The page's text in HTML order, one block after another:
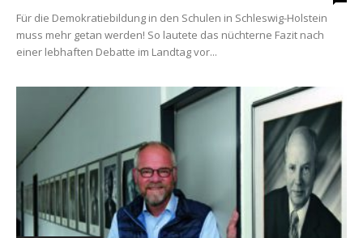
Für die Demokratiebildung in den Schulen in Schleswig-Holstein
muss mehr getan werden! So lautete das nüchterne Fazit nach
einer lebhaften Debatte im Landtag vor...